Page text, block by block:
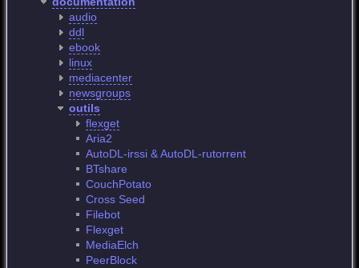
audio
ddl
ebook
linux
mediacenter
newsgroups
outils
flexget
Aria2
AutoDL-irssi & AutoDL-rutorrent
BTshare
CouchPotato
Cross Seed
Filebot
Flexget
MediaElch
PeerBlock